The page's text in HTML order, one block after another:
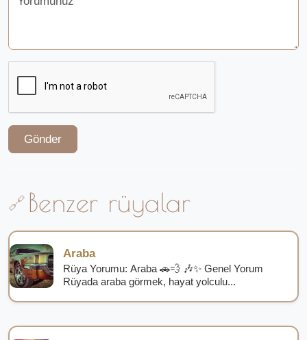
Gönder
Benzer rüyalar
Araba
Rüya Yorumu: Araba 🚗💨 🎶✨ Genel Yorum
Rüyada araba görmek, hayat yolculu...